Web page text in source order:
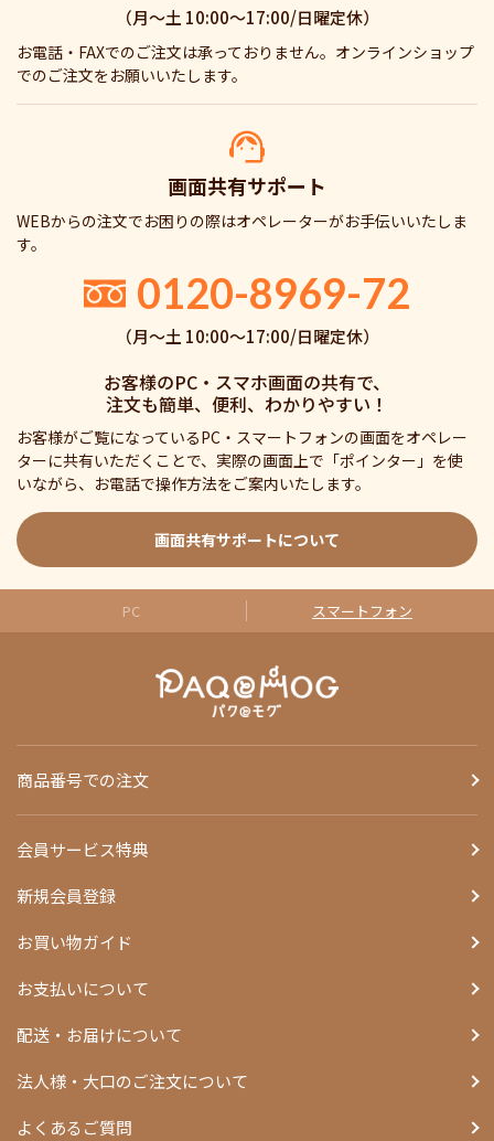
（月〜土 10:00〜17:00/日曜定休）
お電話・FAXでのご注文は承っておりません。オンラインショップ
でのご注文をお願いいたします。
画面共有サポート
WEBからの注文でお困りの際はオペレーターがお手伝いいたしま
す。
0120-8969-72
（月〜土 10:00〜17:00/日曜定休）
お客様のPC・スマホ画面の共有で、
注文も簡単、便利、わかりやすい！
お客様がご覧になっているPC・スマートフォンの画面をオペレー
ターに共有いただくことで、実際の画面上で「ポインター」を使
いながら、お電話で操作方法をご案内いたします。
画面共有サポートについて
PC スマートフォン
商品番号での注文
会員サービス特典
新規会員登録
お買い物ガイド
お支払いについて
配送・お届けについて
法人様・大口のご注文について
よくあるご質問